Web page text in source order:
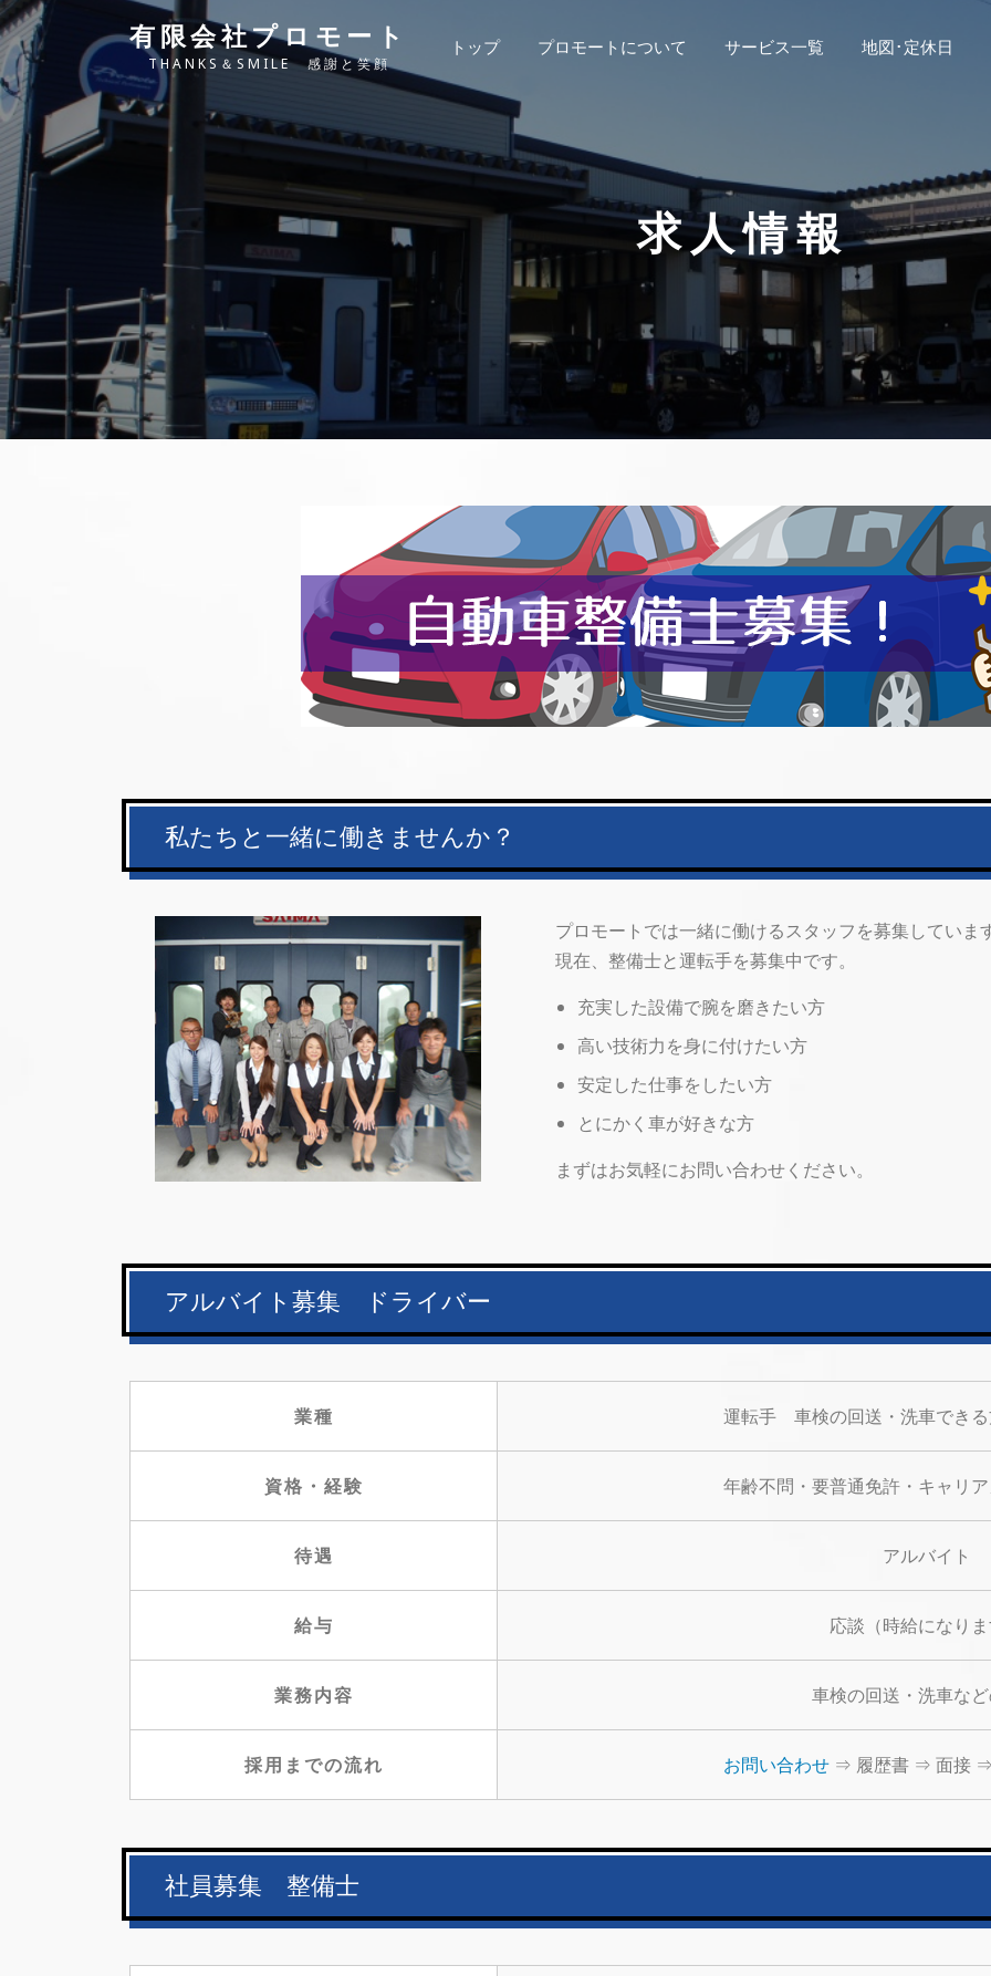
Skip
to
content
有限会社プロモート
THANKS＆SMILE 感謝と笑顔
トップ プロモートについて サービス一覧 地図･定休日
求人情報
私たちと一緒に働きませんか？
プロモートでは一緒に働けるスタッフを募集していま
現在、整備士と運転手を募集中です。
充実した設備で腕を磨きたい方
高い技術力を身に付けたい方
安定した仕事をしたい方
とにかく車が好きな方
まずはお気軽にお問い合わせください。
アルバイト募集 ドライバー
業種 運転手 車検の回送・洗車でき
資格・経験 年齢不問・要普通免許・キャリ
待遇 アルバイト
給与 応談（時給になり
業務内容 車検の回送・洗車な
採用までの流れ お問い合わせ⇒ 履歴書 ⇒ 面接 ⇒
社員募集 整備士